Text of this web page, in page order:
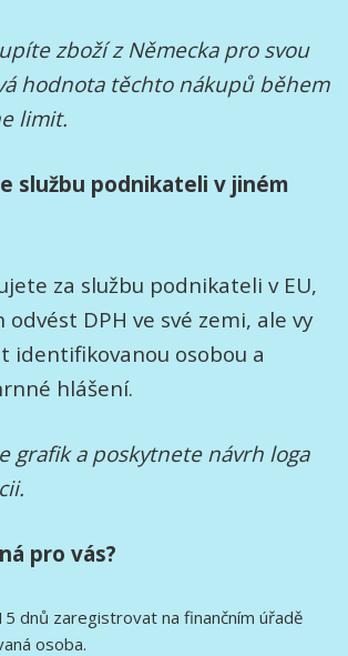
zboží z Německa pro svou
hodnota těchto nákupů během
limit.
službu podnikateli v jiném
za službu podnikateli v EU,
odvést DPH ve své zemi, ale vy
identifikovanou osobou a
hlášení.
grafik a poskytnete návrh loga
pro vás?
dnů zaregistrovat na finančním úřadě
osoba.